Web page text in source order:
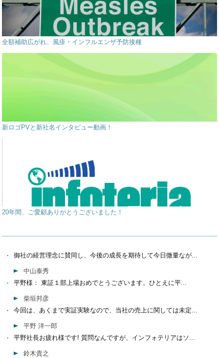
全額補助広がれ、風疹・インフルエンザ予防接種
新ロゴPVと新社名インタビュー動画！
20年間、ご愛顧ありがとうございました！
御社の経営理念に賛同し、今後の成長を期待して今日微量なが...
中山泰秀
平野様： 東証１部上場おめでとうございます。ひとえに平...
柴垣邦彦
今回は、あくまで実証実験なので、当社の売上に関しては未定...
平野 洋一郎
平野社長お疲れ様です! 質問なんですが、インフォテリアはソ...
鈴木貴之